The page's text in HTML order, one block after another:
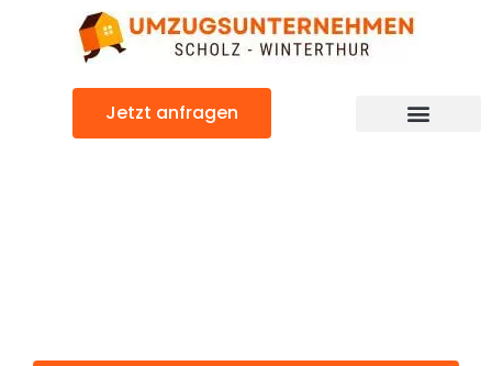
Jetzt anfragen